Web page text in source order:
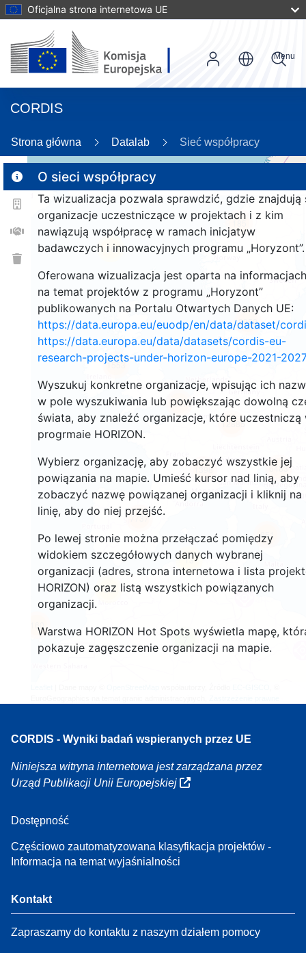
Oficjalna strona internetowa UE
CORDIS
Menu
Strona główna Datalab Sieć współpracy
O sieci współpracy
Ta wizualizacja pozwala sprawdzić, gdzie znajdują
organizacje uczestniczące w projektach i z kim
nawiązują współpracę w ramach inicjatyw
badawczych i innowacyjnych programu „Horyzont”.
Oferowana wizualizacja jest oparta na informacjach
na temat projektów z programu „Horyzont”
publikowanych na Portalu Otwartych Danych UE:
https://data.europa.eu/euodp/en/data/dataset/
https://data.europa.eu/data/datasets/cordis-eu-
research-projects-under-horizon-europe-2021-2027
Wyszukuj konkretne organizacje, wpisując ich
w pole wyszukiwania lub powiększając dowolną
świata, aby znaleźć organizacje, które uczestniczą
progrmaie HORIZON.
Wybierz organizację, aby zobaczyć wszystkie jej
powiązania na mapie. Umieść kursor nad linią, aby
zobaczyć nazwę powiązanej organizacji i kliknij na
linię, aby do niej przejść.
Po lewej stronie można przełączać pomiędzy
widokiem szczegółowych danych wybranej
organizacji (adres, strona internetowa i lista
HORIZON) oraz listą wszystkich powiązanych
organizacji.
Warstwa HORIZON Hot Spots wyświetla mapę,
pokazuje zagęszczenie organizacji na mapie.
26
7
160
1553
13
61
7737
851
185
1398
2952
10070
6483
12885
CORDIS - Wyniki badań wspieranych przez UE
Niniejsza witryna internetowa jest zarządzana przez
Urząd Publikacji Unii Europejskiej
Dostępność
Częściowo zautomatyzowana klasyfikacja projektów -
Informacja na temat wyjaśnialności
Kontakt
Zapraszamy do kontaktu z naszym działem pomocy